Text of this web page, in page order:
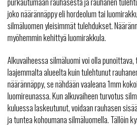
joko näärännäppy eli hordeolum tai
silmäluomen yleisimmät tulehdukset.
myöhemmin kehittyä luomirakkula.
Alkuvaiheessa silmäluomi voi olla
laajemmalta alueelta kuin tulehtunut
näärännäppy, se nähdään vaaleana 1mm
luomireunassa. Kun alkuvaiheen turvotus
kuluessa laskeutunut, voidaan rauhasen
ja tuntea kohoumana silmäluomella. Tällöin